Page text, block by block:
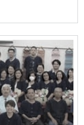
าหาร หลักสูตรระดับ
พาะทางของแต่ละ
หน่วยวิจัยต่าง ๆ
สร้างเครือข่ายความ
Engineering and
Professor
for
Student
ปี 2569ในการนี้
ธีระพล เสนพันธุ์ เป็น
พรียงและความเป็น
กล่าวจัดขึ้นเพื่อ
ละเปิดโอกาสให้
ะขอพรจากผู้อาวุโส
ริมคุณค่าทาง
ค์กร ณ อาคารศูนย์